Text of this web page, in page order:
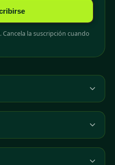
la suscripción cuando